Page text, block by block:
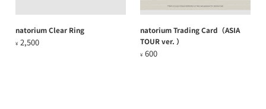
natorium Clear Ring
¥ 2,500
natorium Trading Card（ASIA
TOUR ver. ）
¥ 600